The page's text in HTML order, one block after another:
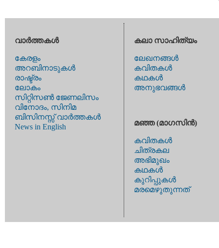
വാര്‍ത്തകള്‍
കേരളം
അറബിനാടുകള്‍
രാഷ്ട്രം
ലോകം
സിറ്റിസണ്‍ ജേണലിസം
വിനോദം, സിനിമ
ബിസിനസ്സ് വാര്‍ത്തകള്‍
News in English
കലാ സാഹിത്യം
ലേഖനങ്ങള്‍
കവിതകള്‍
കഥകള്‍
അനുഭവങ്ങള്‍
മഞ്ഞ (മാഗസിന്‍)
കവിതകള്‍
ചിത്രകല
അഭിമുഖം
കഥകള്‍
കുറിപ്പുകള്‍
മരമെഴുതുന്നത്